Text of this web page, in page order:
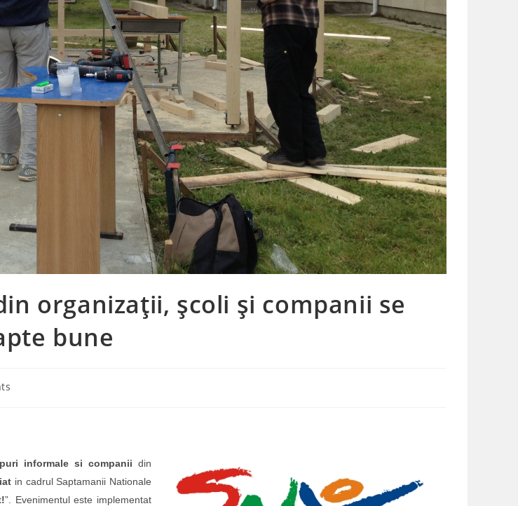
organizații, școli și companii se
bune
informale si companii din
in cadrul Saptamanii Nationale
”. Evenimentul este implementat